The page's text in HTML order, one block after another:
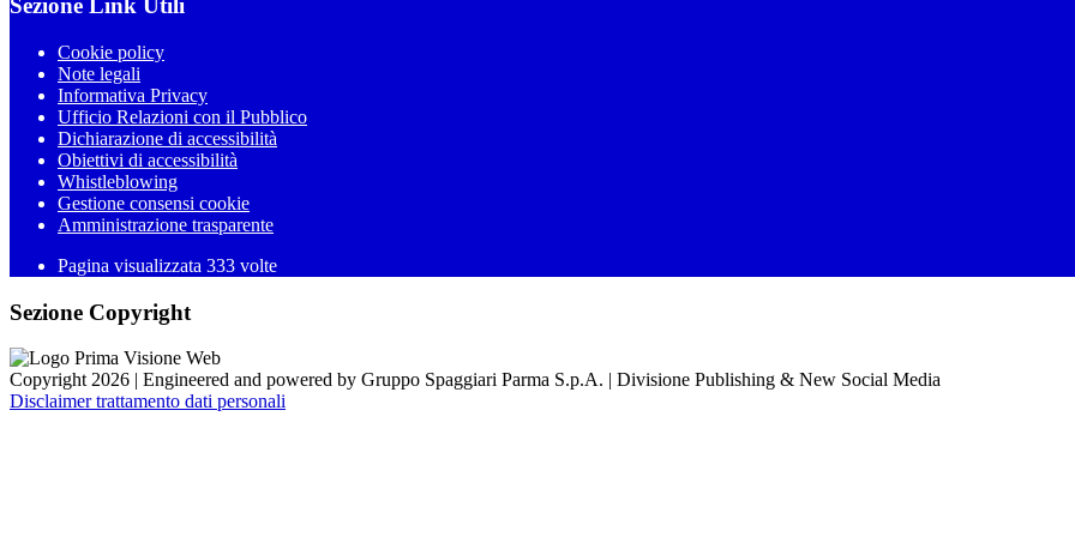
Sezione Link Utili
Cookie policy
Note legali
Informativa Privacy
Ufficio Relazioni con il Pubblico
Dichiarazione di accessibilità
Obiettivi di accessibilità
Whistleblowing
Gestione consensi cookie
Amministrazione trasparente
Pagina visualizzata 333 volte
Sezione Copyright
Copyright 2026 | Engineered and powered by Gruppo Spaggiari Parma S.p.A. | Divisione Publishing & New Social Media
Disclaimer trattamento dati personali